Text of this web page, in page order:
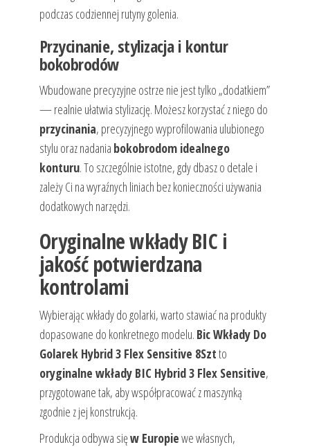
podczas codziennej rutyny golenia.
Przycinanie, stylizacja i kontur
bokobrodów
Wbudowane precyzyjne ostrze nie jest tylko „dodatkiem”
— realnie ułatwia stylizację. Możesz korzystać z niego do
przycinania, precyzyjnego wyprofilowania ulubionego
stylu oraz nadania bokobrodom idealnego
konturu. To szczególnie istotne, gdy dbasz o detale i
zależy Ci na wyraźnych liniach bez konieczności używania
dodatkowych narzędzi.
Oryginalne wkłady BIC i
jakość potwierdzana
kontrolami
Wybierając wkłady do golarki, warto stawiać na produkty
dopasowane do konkretnego modelu. Bic Wkłady Do
Golarek Hybrid 3 Flex Sensitive 8Sztto
oryginalne wkłady BIC Hybrid 3 Flex Sensitive,
przygotowane tak, aby współpracować z maszynką
zgodnie z jej konstrukcją.
Produkcja odbywa sięw Europiewe własnych,